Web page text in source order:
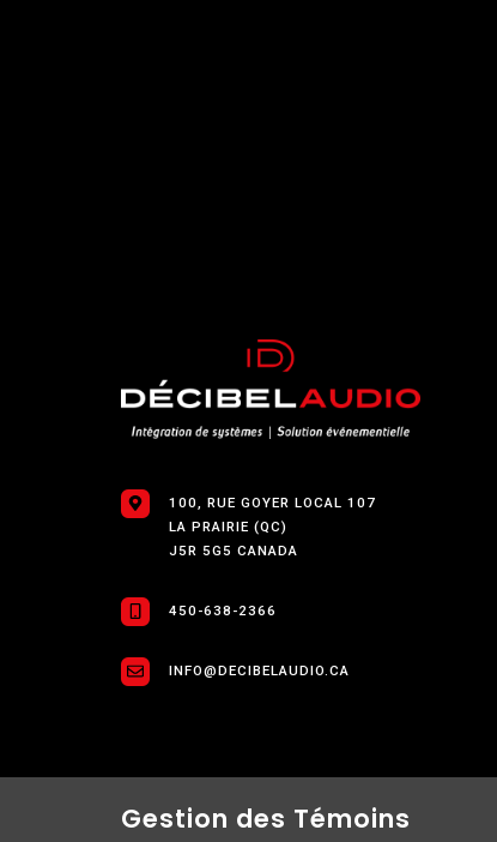
Gestion des Témoins
100, RUE GOYER LOCAL 107
LA PRAIRIE (QC)
J5R 5G5 CANADA
450-638-2366
INFO@DECIBELAUDIO.CA